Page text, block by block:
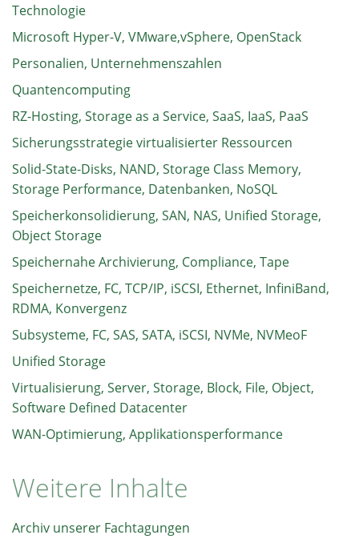
Technologie
Microsoft Hyper-V, VMware,vSphere, OpenStack
Personalien, Unternehmenszahlen
Quantencomputing
RZ-Hosting, Storage as a Service, SaaS, IaaS, PaaS
Sicherungsstrategie virtualisierter Ressourcen
Solid-State-Disks, NAND, Storage Class Memory,
Storage Performance, Datenbanken, NoSQL
Speicherkonsolidierung, SAN, NAS, Unified Storage,
Object Storage
Speichernahe Archivierung, Compliance, Tape
Speichernetze, FC, TCP/IP, iSCSI, Ethernet, InfiniBand,
RDMA, Konvergenz
Subsysteme, FC, SAS, SATA, iSCSI, NVMe, NVMeoF
Unified Storage
Virtualisierung, Server, Storage, Block, File, Object,
Software Defined Datacenter
WAN-Optimierung, Applikationsperformance
Weitere Inhalte
Archiv unserer Fachtagungen